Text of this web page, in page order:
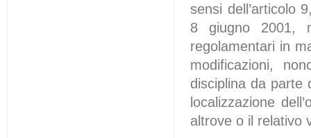
sensi dell’articolo
8 giugno 2001,
regolamentari in
modificazioni,
disciplina da parte
localizzazione
altrove o il relativo